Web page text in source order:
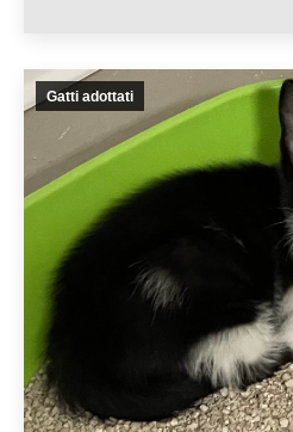
Gatti adottati